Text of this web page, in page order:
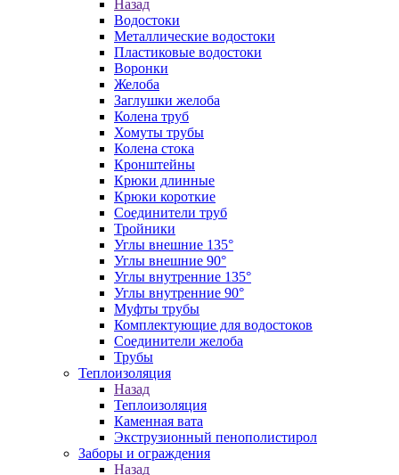
Назад
Водостоки
Металлические водостоки
Пластиковые водостоки
Воронки
Желоба
Заглушки желоба
Колена труб
Хомуты трубы
Колена стока
Кронштейны
Крюки длинные
Крюки короткие
Соединители труб
Тройники
Углы внешние 135°
Углы внешние 90°
Углы внутренние 135°
Углы внутренние 90°
Муфты трубы
Комплектующие для водостоков
Соединители желоба
Трубы
Теплоизоляция
Назад
Теплоизоляция
Каменная вата
Экструзионный пенополистирол
Заборы и ограждения
Назад